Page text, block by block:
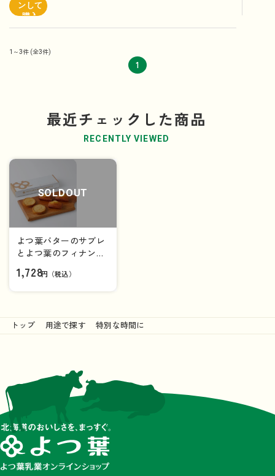
ンして
購入
1～3件 (全3件)
1
最近チェックした商品
RECENTLY VIEWED
SOLDOUT
よつ葉バターのサブレ
とよつ葉のフィナンシ
1,728円（税込）
トップ 用途で探す 特別な時間に